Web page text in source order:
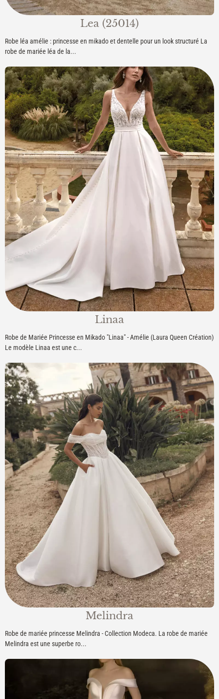
Lea (25014)
Robe léa amélie : princesse en mikado et dentelle pour un look structuré La
robe de mariée léa de la...
Linaa
Robe de Mariée Princesse en Mikado "Linaa" - Amélie (Laura Queen Création)
Le modèle Linaa est une c...
Melindra
Robe de mariée princesse Melindra - Collection Modeca. La robe de mariée
Melindra est une superbe ro...